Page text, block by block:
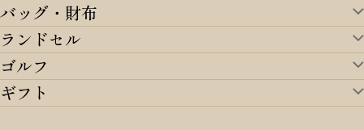
バッグ・財布
バッグ・財布TOP
すべてを見る
アイテムから選ぶ
ランドセル
ランドセルTOP
すべてを見る
ゴルフ
ゴルフTOP
ギフト